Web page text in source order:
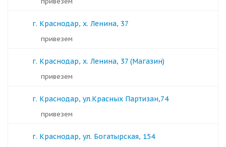
г. Краснодар, х. Ленина, 37
Привезем
г. Краснодар, х. Ленина, 37 (Магазин)
Привезем
г. Краснодар, ул.Красных Партизан,74
Привезем
г. Краснодар, ул. Богатырская, 154